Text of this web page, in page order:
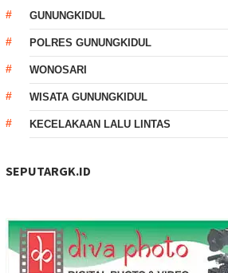
GUNUNGKIDUL
POLRES GUNUNGKIDUL
WONOSARI
WISATA GUNUNGKIDUL
KECELAKAAN LALU LINTAS
SEPUTARGK.ID